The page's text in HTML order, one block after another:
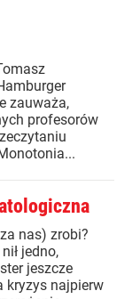
zauważa,
profesorów
nas) zrobi?
jedno,
jeszcze
kryzys najpierw